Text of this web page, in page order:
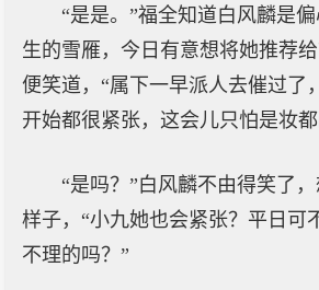
“是是。”福全知道白风麟是
生的雪雁，今日有意想将她推荐给
便笑道，“属下一早派人去催过了
开始都很紧张，这会儿只怕是妆
“是吗？”白风麟不由得笑了
样子，“小九她也会紧张？平日可
不理的吗？”